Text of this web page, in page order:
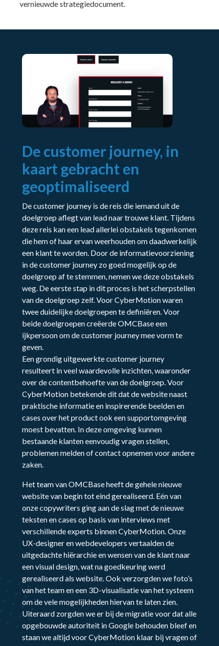
vernieuwde strategiedocument.
De customer journey, in
kaart gebracht en
geoptimaliseerd
De customer journey is de reis die iemand uit de
doelgroep aflegt van lead naar trouwe klant. Tijdens
deze reis kan een lead allerlei obstakels tegenkomen
die hem of haar ervan weerhouden om daadwerkelijk
een klant te worden. Door de informatievoorziening
in de customer journey zo goed mogelijk op de
doelgroep af te stemmen, nemen we deze obstakels
weg. De eerste stap in dit proces is het scherpstellen
van de doelgroep zelf. Voor CyberMotion waren
twee duidelijke doelgroepen te definiëren. Voor
beide doelgroepen creëerde OMCBase een
ijkpersoon om de customer journey mee vorm te
geven.
Een grondig uitgewerkte customer journey
resulteert in veel waardevolle inzichten, waaronder
over de contentbehoefte van de doelgroep. Voor
CyberMotion betekende dit dat de website naast
praktische informatie en inspirerende beelden en
cases over het product ook een supportomgeving
moest bevatten. In deze omgeving kunnen
bestaande klanten eenvoudig vragen stellen,
problemen melden of contact opnemen voor andere
zaken.
Het team van OMCBase heeft de gehele nieuwe
website van begin tot eind gerealiseerd. Eén van
onze copywriters ging aan de slag met de nieuwe
teksten en cases op basis van interviews met
verschillende experts binnen CyberMotion. Onze
UX-designer en webdevelopers vertaalden de
uitgedachte hiërarchie en wensen van de klant naar
een visual design, wat na goedkeuring werd
gerealiseerd als website. Ook verzorgden we foto’s
van het team en een 3D-visualisatie van het systeem
om de vele mogelijkheden hiervan te laten zien.
Uiteraard zorgden we er bij de migratie voor dat alle
opgebouwde autoriteit in Google behouden bleef en
staan we altijd voor CyberMotion klaar bij vragen of